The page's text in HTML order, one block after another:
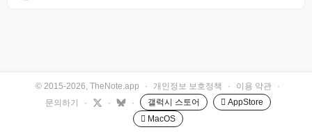
© 2015-2026, TheNote.app · 개인정보 보호정책 · 이용 약관
·
문의하기
· · · 갤럭시 스토어
 AppStore
 MacOS